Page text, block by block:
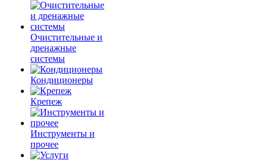
Очистительные и
дренажные
системы
Кондиционеры
Крепеж
Инструменты и
прочее